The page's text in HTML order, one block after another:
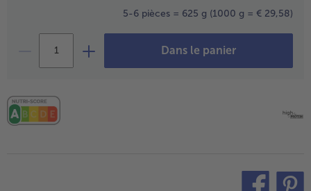
5-6 pièces = 625 g (1000 g = € 29,58)
Dans le panier